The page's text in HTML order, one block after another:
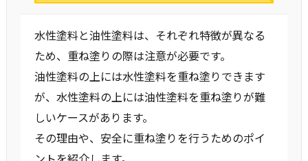
水性塗料と油性塗料は、それぞれ特徴が異なる
ため、重ね塗りの際は注意が必要です。
油性塗料の上には水性塗料を重ね塗りできます
が、水性塗料の上には油性塗料を重ね塗りが難
しいケースがあります。
その理由や、安全に重ね塗りを行うためのポイ